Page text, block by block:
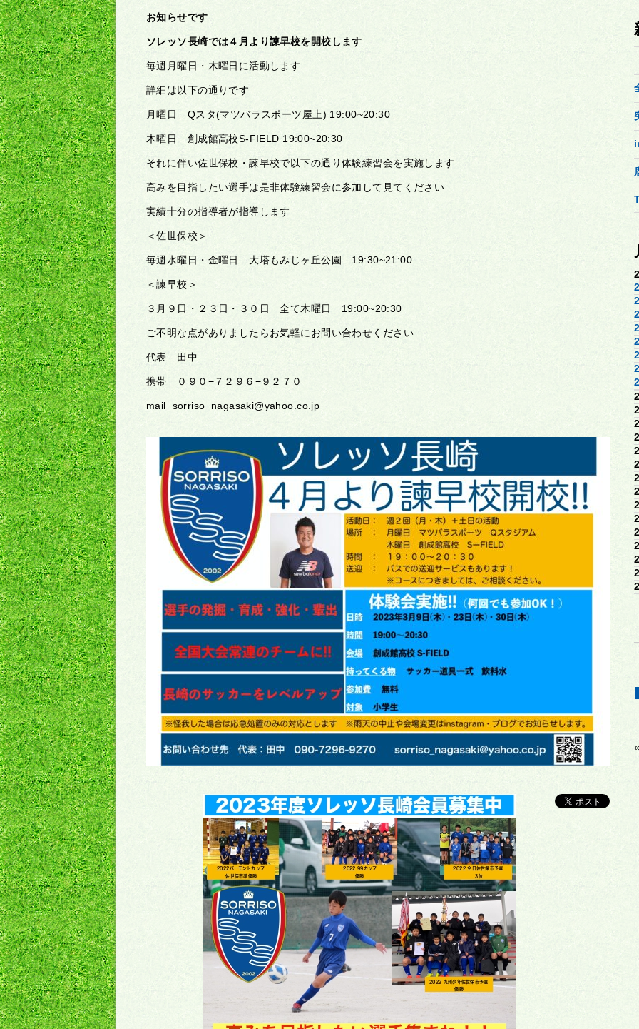
お知らせです
ソレッソ長崎では４月より諫早校を開校します
毎週月曜日・木曜日に活動します
詳細は以下の通りです
月曜日 Qスタ(マツバラスポーツ屋上) 19:00~20:30
木曜日 創成館高校S-FIELD 19:00~20:30
それに伴い佐世保校・諫早校で以下の通り体験練習会を実施します
高みを目指したい選手は是非体験練習会に参加して見てください
実績十分の指導者が指導します
＜佐世保校＞
毎週水曜日・金曜日 大塔もみじヶ丘公園 19:30~21:00
＜諫早校＞
３月９日・２３日・３０日 全て木曜日 19:00~20:30
ご不明な点がありましたらお気軽にお問い合わせください
代表 田中
携帯 ０９０−７２９６−９２７０
mail sorriso_nagasaki@yahoo.co.jp